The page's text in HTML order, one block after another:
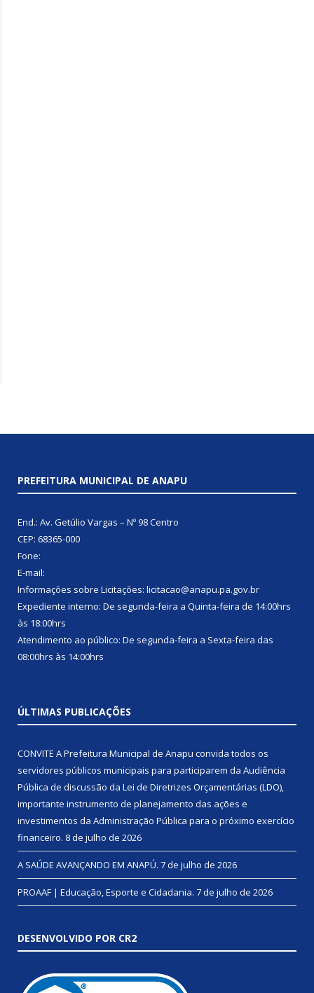
PREFEITURA MUNICIPAL DE ANAPU
End.: Av. Getúlio Vargas – Nº 98 Centro
CEP: 68365-000
Fone:
E-mail:
Informações sobre Licitações: licitacao@anapu.pa.gov.br
Expediente interno: De segunda-feira a Quinta-feira de 14:00hrs
às 18:00hrs
Atendimento ao público: De segunda-feira a Sexta-feira das
08:00hrs às 14:00hrs
ÚLTIMAS PUBLICAÇÕES
CONVITE A Prefeitura Municipal de Anapu convida todos os
servidores públicos municipais para participarem da Audiência
Pública de discussão da Lei de Diretrizes Orçamentárias (LDO),
importante instrumento de planejamento das ações e
investimentos da Administração Pública para o próximo exercício
financeiro. 8 de julho de 2026
A SAÚDE AVANÇANDO EM ANAPÚ. 7 de julho de 2026
PROAAF | Educação, Esporte e Cidadania. 7 de julho de 2026
DESENVOLVIDO POR CR2